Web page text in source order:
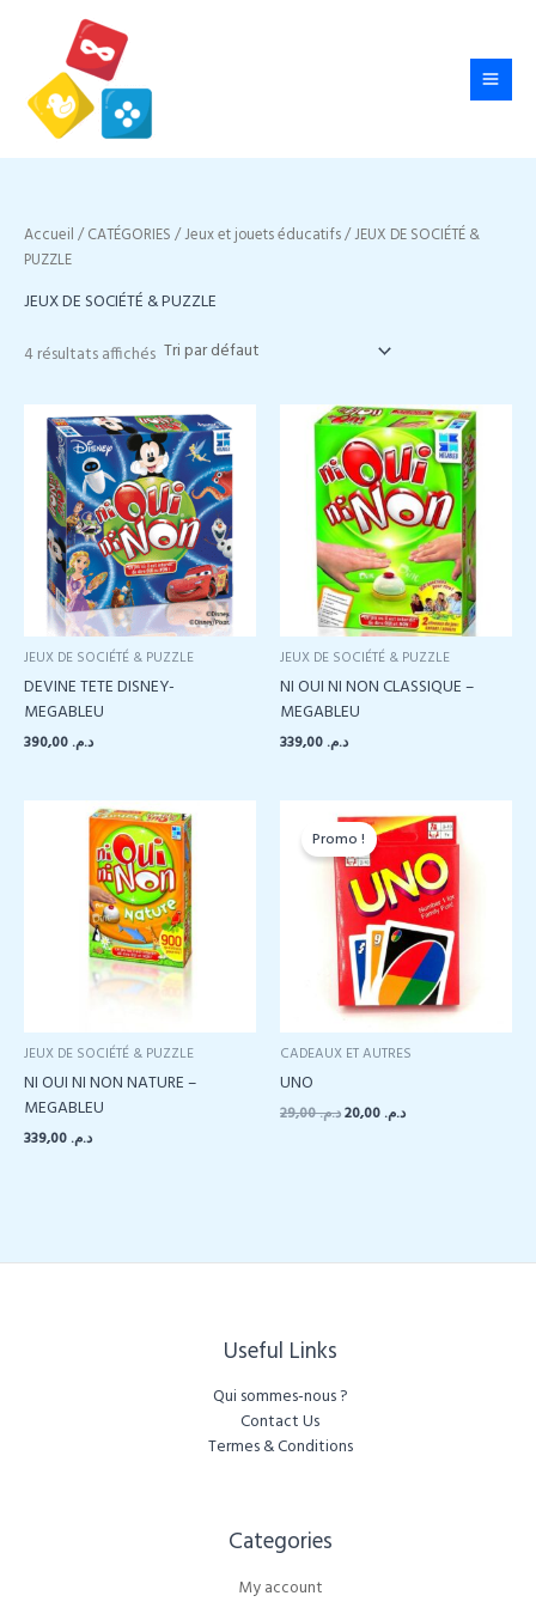
Accueil /CATÉGORIES /Jeux et jouets éducatifs/ JEUX DE SOCIÉTÉ &
PUZZLE
JEUX DE SOCIÉTÉ & PUZZLE
4 résultats affichés
JEUX DE SOCIÉTÉ & PUZZLE
DEVINE TETE DISNEY-
MEGABLEU
د.م.
JEUX DE SOCIÉTÉ & PUZZLE
NI OUI NI NON CLASSIQUE –
MEGABLEU
د.م.
JEUX DE SOCIÉTÉ & PUZZLE
NI OUI NI NON NATURE –
MEGABLEU
د.م.
Promo !
CADEAUX ET AUTRES
UNO
د.م.29,00
Le
د.م.Le
Useful Links
Qui sommes-nous ?
Contact Us
Termes & Conditions
Categories​
My account